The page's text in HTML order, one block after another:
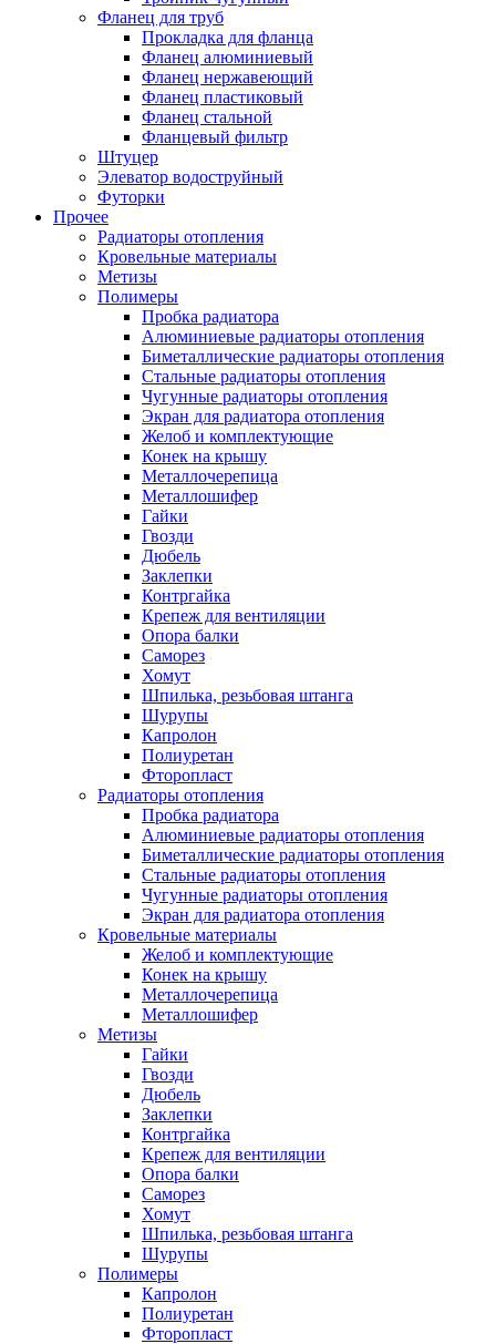
Фланец для труб
Прокладка для фланца
Фланец алюминиевый
Фланец нержавеющий
Фланец пластиковый
Фланец стальной
Фланцевый фильтр
Штуцер
Элеватор водоструйный
Футорки
Прочее
Радиаторы отопления
Кровельные материалы
Метизы
Полимеры
Пробка радиатора
Алюминиевые радиаторы отопления
Биметаллические радиаторы отопления
Стальные радиаторы отопления
Чугунные радиаторы отопления
Экран для радиатора отопления
Желоб и комплектующие
Конек на крышу
Металлочерепица
Металлошифер
Гайки
Гвозди
Дюбель
Заклепки
Контргайка
Крепеж для вентиляции
Опора балки
Саморез
Хомут
Шпилька, резьбовая штанга
Шурупы
Капролон
Полиуретан
Фторопласт
Радиаторы отопления
Пробка радиатора
Алюминиевые радиаторы отопления
Биметаллические радиаторы отопления
Стальные радиаторы отопления
Чугунные радиаторы отопления
Экран для радиатора отопления
Кровельные материалы
Желоб и комплектующие
Конек на крышу
Металлочерепица
Металлошифер
Метизы
Гайки
Гвозди
Дюбель
Заклепки
Контргайка
Крепеж для вентиляции
Опора балки
Саморез
Хомут
Шпилька, резьбовая штанга
Шурупы
Полимеры
Капролон
Полиуретан
Фторопласт